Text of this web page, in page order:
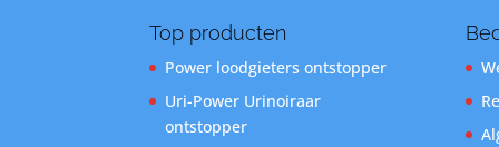
Top producten
Power loodgieters ontstopper
Uri-Power Urinoiraar
ontstopper